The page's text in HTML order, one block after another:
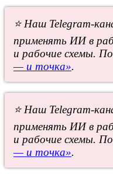
⭐ Наш Telegram-
применять ИИ в
и рабочие схемы.
— и точка».
⭐ Наш Telegram-
применять ИИ в
и рабочие схемы.
— и точка».